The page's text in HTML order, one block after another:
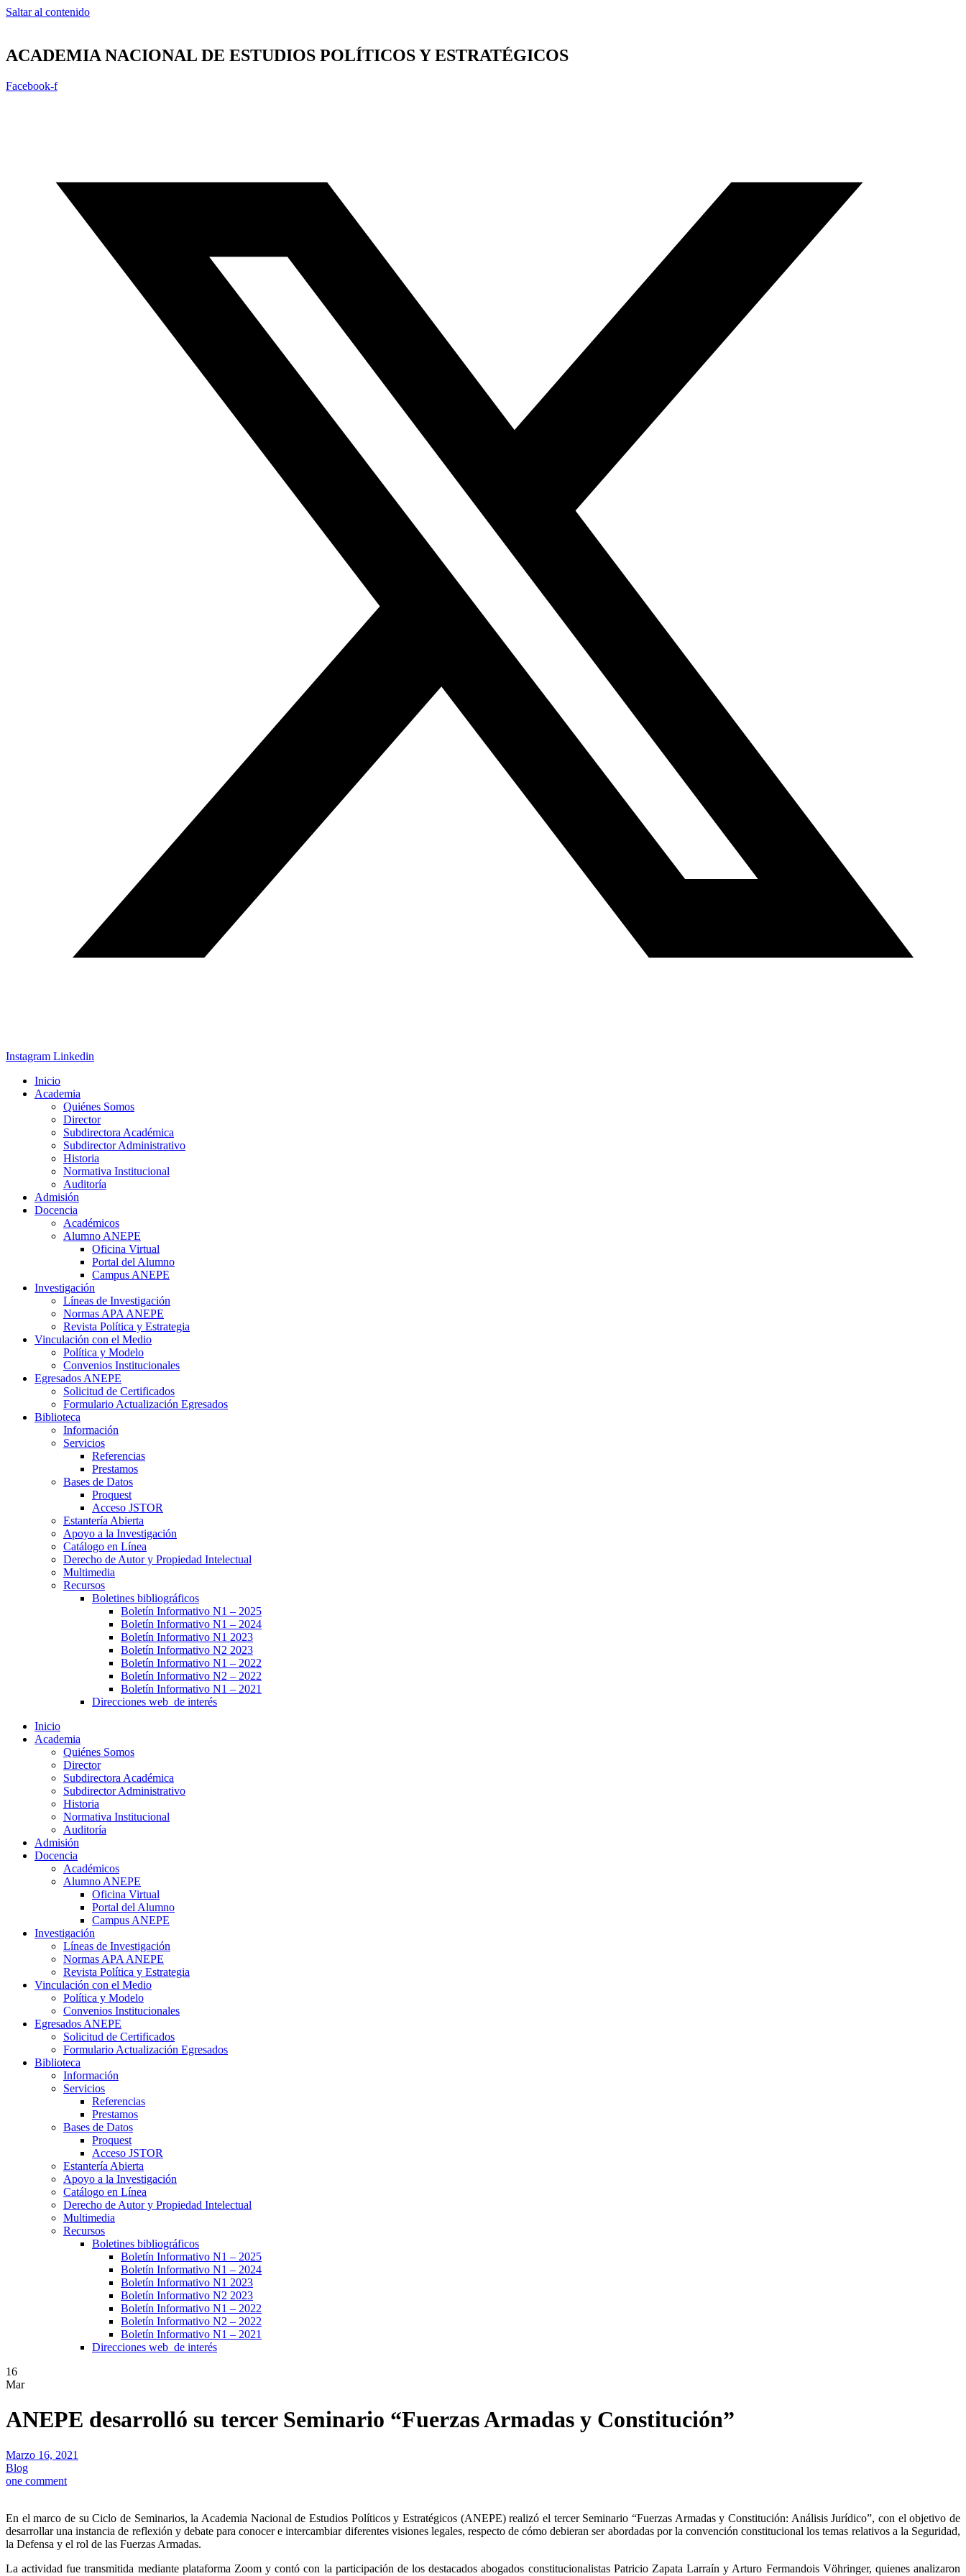
Saltar al contenido
ACADEMIA NACIONAL DE ESTUDIOS POLÍTICOS Y ESTRATÉGICOS
Facebook-f
Instagram Linkedin
Inicio
Academia
Quiénes Somos
Director
Subdirectora Académica
Subdirector Administrativo
Historia
Normativa Institucional
Auditoría
Admisión
Docencia
Académicos
Alumno ANEPE
Oficina Virtual
Portal del Alumno
Campus ANEPE
Investigación
Líneas de Investigación
Normas APA ANEPE
Revista Política y Estrategia
Vinculación con el Medio
Política y Modelo
Convenios Institucionales
Egresados ANEPE
Solicitud de Certificados
Formulario Actualización Egresados
Biblioteca
Información
Servicios
Referencias
Prestamos
Bases de Datos
Proquest
Acceso JSTOR
Estantería Abierta
Apoyo a la Investigación
Catálogo en Línea
Derecho de Autor y Propiedad Intelectual
Multimedia
Recursos
Boletines bibliográficos
Boletín Informativo N1 – 2025
Boletín Informativo N1 – 2024
Boletín Informativo N1 2023
Boletín Informativo N2 2023
Boletín Informativo N1 – 2022
Boletín Informativo N2 – 2022
Boletín Informativo N1 – 2021
Direcciones web de interés
Inicio
Academia
Quiénes Somos
Director
Subdirectora Académica
Subdirector Administrativo
Historia
Normativa Institucional
Auditoría
Admisión
Docencia
Académicos
Alumno ANEPE
Oficina Virtual
Portal del Alumno
Campus ANEPE
Investigación
Líneas de Investigación
Normas APA ANEPE
Revista Política y Estrategia
Vinculación con el Medio
Política y Modelo
Convenios Institucionales
Egresados ANEPE
Solicitud de Certificados
Formulario Actualización Egresados
Biblioteca
Información
Servicios
Referencias
Prestamos
Bases de Datos
Proquest
Acceso JSTOR
Estantería Abierta
Apoyo a la Investigación
Catálogo en Línea
Derecho de Autor y Propiedad Intelectual
Multimedia
Recursos
Boletines bibliográficos
Boletín Informativo N1 – 2025
Boletín Informativo N1 – 2024
Boletín Informativo N1 2023
Boletín Informativo N2 2023
Boletín Informativo N1 – 2022
Boletín Informativo N2 – 2022
Boletín Informativo N1 – 2021
Direcciones web de interés
16
Mar
ANEPE desarrolló su tercer Seminario “Fuerzas Armadas y Constitución”
Marzo 16, 2021
Blog
one comment
En el marco de su Ciclo de Seminarios, la Academia Nacional de Estudios Políticos y Estratégicos (ANEPE) realizó el tercer Seminario “Fuerzas Armadas y Constitución: Análisis Jurídico”, con el objetivo de
desarrollar una instancia de reflexión y debate para conocer e intercambiar diferentes visiones legales, respecto de cómo debieran ser abordadas por la convención constitucional los temas relativos a la Seguridad,
la Defensa y el rol de las Fuerzas Armadas.
La actividad fue transmitida mediante plataforma Zoom y contó con la participación de los destacados abogados constitucionalistas Patricio Zapata Larraín y Arturo Fermandois Vöhringer, quienes analizaron